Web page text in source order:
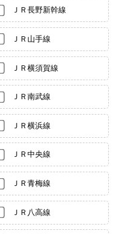
ＪＲ長野新幹線
ＪＲ山手線
ＪＲ横須賀線
ＪＲ南武線
ＪＲ横浜線
ＪＲ中央線
ＪＲ青梅線
ＪＲ八高線